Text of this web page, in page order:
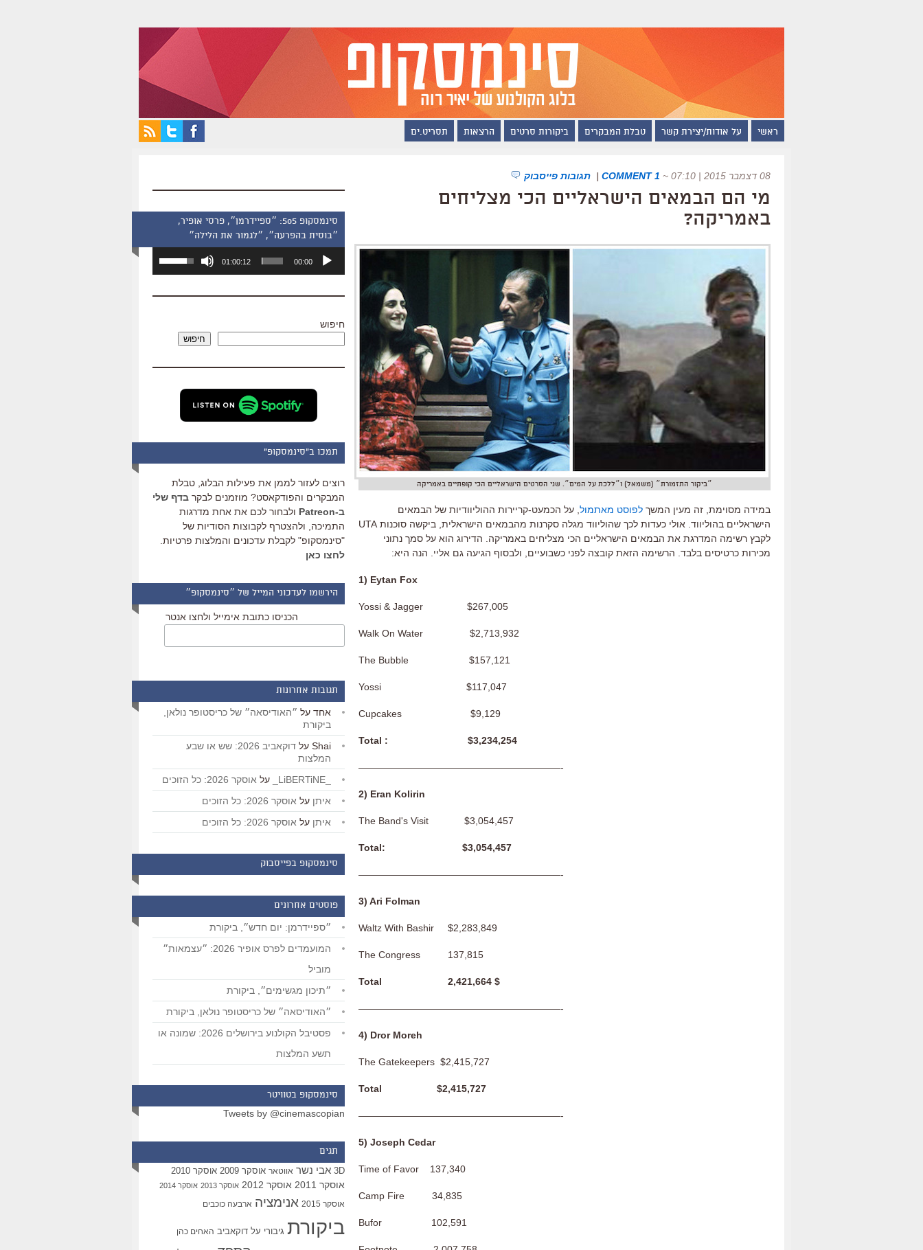
ראשי על אודות/יצירת קשר טבלת המבקרים ביקורות סרטים הרצאות תסריט.ים
08 דצמבר 2015 | 07:10 ~
1 COMMENT
| תגובות פייסבוק
מי הם הבמאים הישראליים הכי מצליחים
באמריקה?
״ביקור התזמורת״ (משמאל) ו״ללכת על המים״. שני הסרטים הישראליים הכי קופתיים באמריקה
במידה מסוימת, זה מעין המשך לפוסט מאתמול , על הכמעט-קריירות ההוליוודיות של הבמאים
הישראליים בהוליווד. אולי כעדות לכך שהוליווד מגלה סקרנות מהבמאים הישראלית, ביקשה סוכנות UTA
לקבץ רשימה המדרגת את הבמאים הישראליים הכי מצליחים באמריקה. הדירוג הוא על סמך נתוני
מכירות כרטיסים בלבד. הרשימה הזאת קובצה לפני כשבועיים, ולבסוף הגיעה גם אליי. הנה היא:
1) Eytan Fox
Yossi & Jagger $267,005
Walk On Water $2,713,932
The Bubble $157,121
Yossi $117,047
Cupcakes $9,129
Total : $3,234,254
—————————————————————-
2) Eran Kolirin
The Band's Visit $3,054,457
Total: $3,054,457
—————————————————————-
3) Ari Folman
Waltz With Bashir $2,283,849
The Congress 137,815
Total 2,421,664 $
—————————————————————-
4) Dror Moreh
The Gatekeepers $2,415,727
Total $2,415,727
—————————————————————-
5) Joseph Cedar
Time of Favor 137,340
Camp Fire 34,835
Bufor 102,591
סינמסקופ 505: ״ספיידרמן״, פרסי אופיר,
״בוסית בהפרעה״, ״לגמור את הלילה״
אודיו
00:00
01:00:12
השתמש
כדי
שמע.
חיפוש
חיפוש
תמכו ב"סינמסקופ"
רוצים לעזור לממן את פעילות הבלוג, טבלת
המבקרים והפודקאסט? מוזמנים לבקר בדף שלי
ב-Patreon
ולבחור לכם את אחת מדרגות
התמיכה, ולהצטרף לקבוצות הסודיות של
"סינמסקופ" לקבלת עדכונים והמלצות פרטיות.
לחצו כאן
הירשמו לעדכוני המייל של ״סינמסקופ״
הכניסו כתובת אימייל ולחצו אנטר
תגובות אחרונות
אחד על ״האודיסאה״ של כריסטופר נולאן,
ביקורת
Shai על
דוקאביב 2026: שש או שבע
המלצות
על אוסקר 2026: כל הזוכים
איתן על אוסקר 2026: כל הזוכים
איתן על אוסקר 2026: כל הזוכים
סינמסקופ בפייסבוק
פוסטים אחרונים
״ספיידרמן: יום חדש״, ביקורת
המועמדים לפרס אופיר 2026: ״עצמאות״
מוביל
״תיכון מגשימים״, ביקורת
״האודיסאה״ של כריסטופר נולאן, ביקורת
פסטיבל הקולנוע בירושלים 2026: שמונה או
תשע המלצות
סינמסקופ בטוויטר
Tweets by @cinemascopian
תגים
3D אבי נשר אווטאר אוסקר 2009 אוסקר 2010
אוסקר 2011 אוסקר 2012 אוסקר 2013 אוסקר 2014
אוסקר 2015 אנימציה ארבעה כוכבים
ביקורת גיבורי על דוקאביב האחים כהן